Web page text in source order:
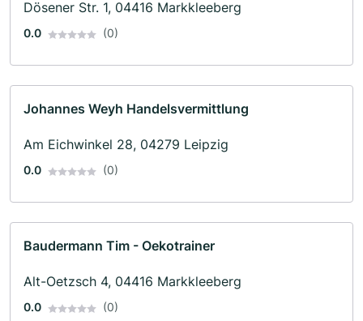
Dösener Str. 1, 04416 Markkleeberg
0.0 (0)
Johannes Weyh Handelsvermittlung
Am Eichwinkel 28, 04279 Leipzig
0.0 (0)
Baudermann Tim - Oekotrainer
Alt-Oetzsch 4, 04416 Markkleeberg
0.0 (0)